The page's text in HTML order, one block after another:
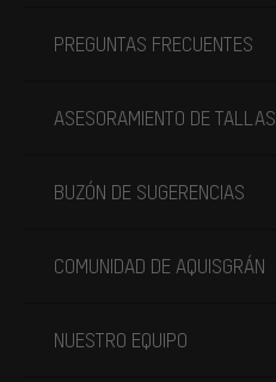
PREGUNTAS FRECUENTES
ASESORAMIENTO DE TALLAS
BUZÓN DE SUGERENCIAS
COMUNIDAD DE AQUISGRÁN
NUESTRO EQUIPO